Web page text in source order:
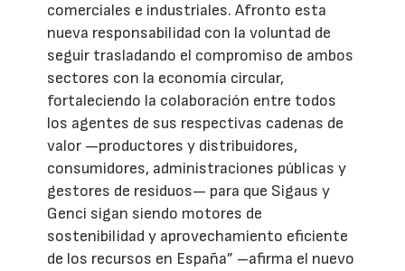
comerciales e industriales. Afronto esta
nueva responsabilidad con la voluntad de
seguir trasladando el compromiso de ambos
sectores con la economía circular,
fortaleciendo la colaboración entre todos
los agentes de sus respectivas cadenas de
valor —productores y distribuidores,
consumidores, administraciones públicas y
gestores de residuos— para que Sigaus y
Genci sigan siendo motores de
sostenibilidad y aprovechamiento eficiente
de los recursos en España” –afirma el nuevo